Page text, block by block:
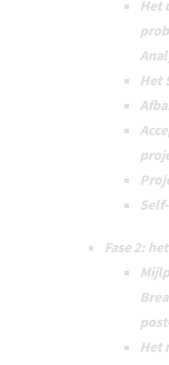
Het
Het
Fase 2:
Het